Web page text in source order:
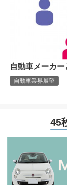
自動車メーカ
自動車業界展望
45